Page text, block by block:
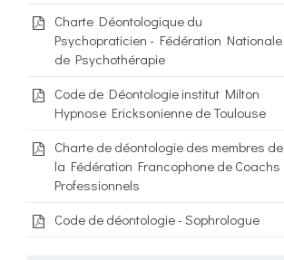
Charte Déontologique du
Psychopraticien - Fédération Nationale
de Psychothérapie
Code de Déontologie institut Milton
Hypnose Ericksonienne de Toulouse
Charte de déontologie des membres de
la Fédération Francophone de Coachs
Professionnels
Code de déontologie - Sophrologue